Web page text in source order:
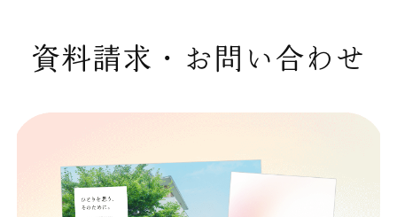
資料請求・お問い合わせ